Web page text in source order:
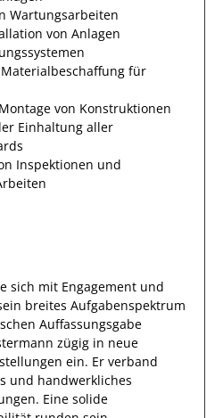
Wartungsarbeiten
von Anlagen
für
von Konstruktionen
Einhaltung aller
Inspektionen und
sich mit Engagement und
breites Aufgabenspektrum
Auffassungsgabe
zügig in neue
ein. Er verband
und handwerkliches
. Eine solide